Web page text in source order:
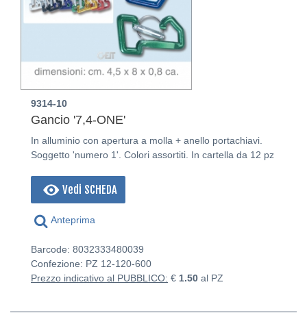
9314-10
Gancio '7,4-ONE'
In alluminio con apertura a molla + anello portachiavi.
Soggetto 'numero 1'. Colori assortiti. In cartella da 12 pz
Vedi SCHEDA
Anteprima
Barcode: 8032333480039
Confezione: PZ 12-120-600
Prezzo indicativo al PUBBLICO: € 1.50 al PZ